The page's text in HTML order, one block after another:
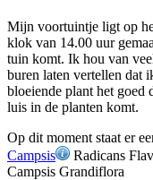
Mijn voortuintje ligt op
klok van 14.00 uur
tuin komt. Ik hou van
buren laten vertellen dat
bloeiende plant het goed
luis in de planten komt.
Op dit moment staat er
Campsis
Radicans
Campsis Grandiflora